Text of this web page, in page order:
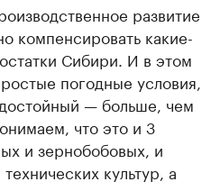
развитие
компенсировать какие-
Сибири. И в этом
погодные условия,
— больше, чем
что это и 3
и зернобобовых, и
культур, а